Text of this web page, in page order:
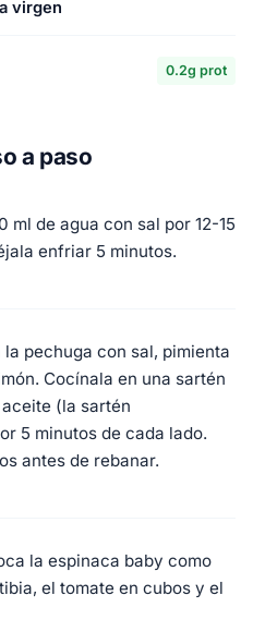
virgen
0.2g prot
a paso
ml de agua con sal por 12-15
enfriar 5 minutos.
pechuga con sal, pimienta
Cocínala en una sartén
(la sartén
5 minutos de cada lado.
antes de rebanar.
la espinaca baby como
el tomate en cubos y el